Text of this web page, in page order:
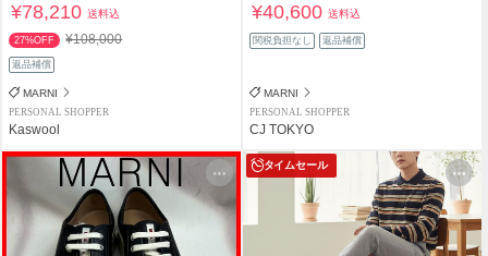
¥78,210送料込
27%OFF ¥108,000
返品補償
MARNI
PERSONAL SHOPPER
Kaswool
¥40,600送料込
関税負担なし 返品補償
MARNI
PERSONAL SHOPPER
CJ TOKYO
タイムセール